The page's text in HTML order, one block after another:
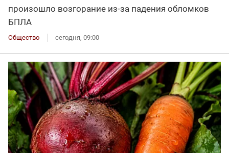
произошло возгорание из-за падения обломков
БПЛА
Общество сегодня, 09:00